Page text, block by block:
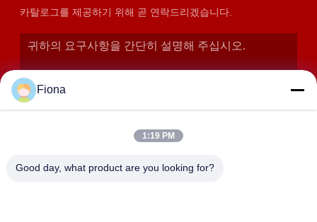
카탈로그를 제공하기 위해 곧 연락드리겠습니다.
Fiona
1:19 PM
Good day, what product are you looking for?